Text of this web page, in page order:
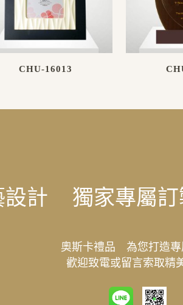
CHU-16013
設計 獨家專屬訂
奧斯卡禮品 為您打造專
歡迎致電或留言索取精